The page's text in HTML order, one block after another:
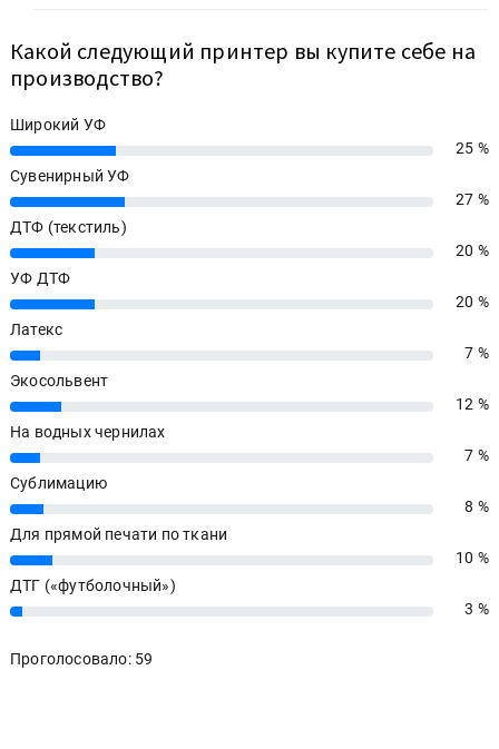
Какой следующий принтер вы купите себе на
производство?
Широкий УФ
25%
25 %
Сувенирный УФ
27%
27 %
ДТФ (текстиль)
20%
20 %
УФ ДТФ
20%
20 %
Латекс
7%
7 %
Экосольвент
12%
12 %
На водных чернилах
7%
7 %
Сублимацию
8%
8 %
Для прямой печати по ткани
10%
10 %
ДТГ («футболочный»)
3% 3 %
Проголосовало: 59